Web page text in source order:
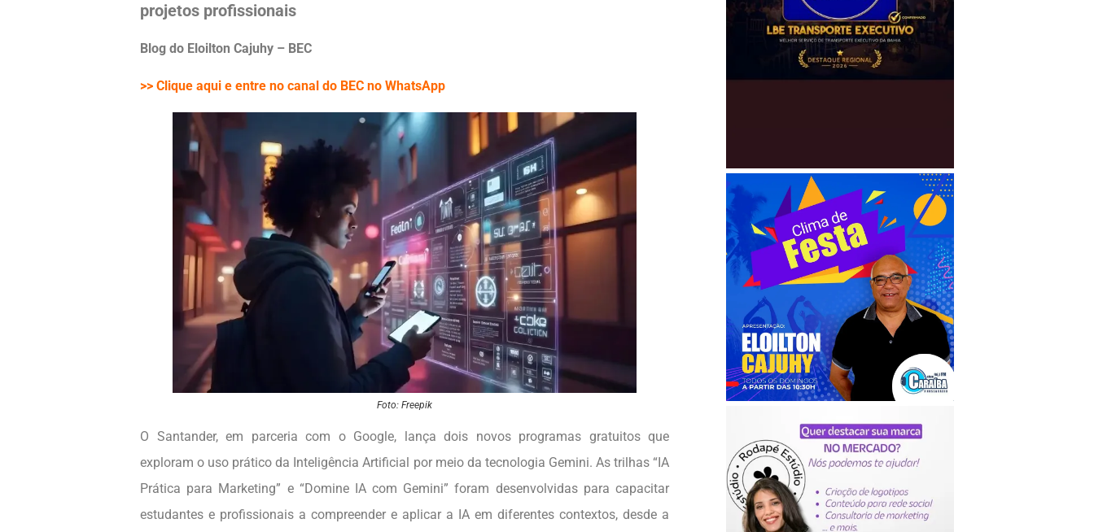
projetos profissionais
Blog do Eloilton Cajuhy – BEC
>> Clique aqui e entre no canal do BEC no WhatsApp
Foto: Freepik
O Santander, em parceria com o Google, lança dois novos programas gratuitos que
exploram o uso prático da Inteligência Artificial por meio da tecnologia Gemini. As trilhas “IA
Prática para Marketing” e “Domine IA com Gemini” foram desenvolvidas para capacitar
estudantes e profissionais a compreender e aplicar a IA em diferentes contextos, desde a